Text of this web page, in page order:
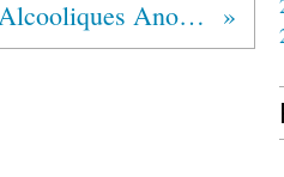
BELGIQUE Alcooliques Anonymes® Jodoigne